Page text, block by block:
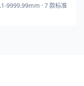
9999.99mm · 7 款标准